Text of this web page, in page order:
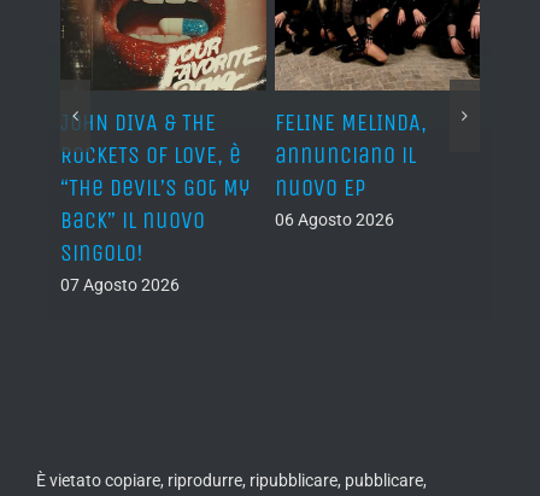
JOHN DIVA & THE
ROCKETS OF LOVE, è
“The Devil’s Got My
Back” il nuovo
singolo!
07 Agosto 2026
FELINE MELINDA,
annunciano il
nuovo EP
06 Agosto 2026
È vietato copiare, riprodurre, ripubblicare, pubblicare,